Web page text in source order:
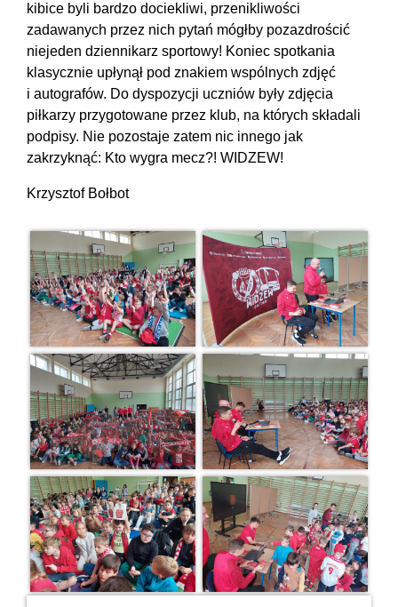
kibice byli bardzo dociekliwi, przenikliwości
zadawanych przez nich pytań mógłby pozazdrościć
niejeden dziennikarz sportowy! Koniec spotkania
klasycznie upłynął pod znakiem wspólnych zdjęć
i autografów. Do dyspozycji uczniów były zdjęcia
piłkarzy przygotowane przez klub, na których składali
podpisy. Nie pozostaje zatem nic innego jak
zakrzyknąć: Kto wygra mecz?! WIDZEW!
Krzysztof Bołbot